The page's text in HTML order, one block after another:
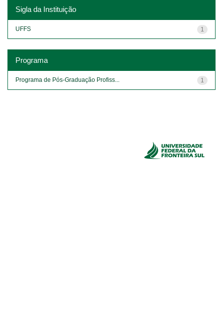
Sigla da Instituição
1
UFFS
Programa
1
Programa de Pós-Graduação Profiss...